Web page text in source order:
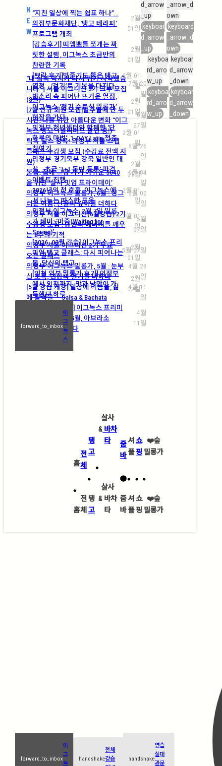
N
E
W
“지친 일상에 찍는 쉼표 하나”…
의정부문화재단, ‘탱고 테라피’
프로그램 개최
2월
01일
[강습후기] 띠엠뽀를 쪼개는 짜
릿한 설렘, 이그녹스 초급반의
찬란한 기록
2월
01일
[쁘락 후기]빗줄기도 뚫은 탱고
열정… ‘걷기’로 기본을 다지다
2월 01
일
빗소리 속 피어난 뜨거운 열정,
이그녹스 ‘정기 수료식 밀롱가’
현장을 가다
2월
01일
의정부 청년센터와 함께한 ‘단
하루의 마법’, 1-DAY Latin 청춘
참여기
2월 01
일
의정부·경기북부·강북 일반인 대
상… 초급 ‘1+1 동반 등록’ 파격
이벤트 진행
2월
01일
2026년의 첫 호흡, 이그녹스에
서 나누는 따스한 포옹
2월 01
일
의정부 이그녹스, 2월 7일 밀롱
가 테마: ‘마중(Waiting for
Spring)’
2월 01
일
[2026. 03월 강습] 이그녹스 프리
미엄 탱고 클래스: 다시 피어나는
봄, 당신의 탱고
2월
01일
[인천 외부 밀롱가 후기] 의정부
에서 인천까지, 맛과 낭만이 가
득했던 하루
2월
02일
d_arrow
_up
keyboar
d_arrow
_up
_arrow_d
own
keyboard
_arrow_d
own
“내 삶의 박자가 다시 뛰기 시작했습
니다” | 셔플 이그니션 3기 크루 모집
(8월)
7월 20
일
[7월 신규 회원 모집]일주일에 단 두
시간, 나를 위한 아름다운 변화 “이그
녹스 탱고” (얼리버드 할인 중!)
6월
27일
틱톡·릴스 정복! 의정부 셔플 스텝
클래스 수강생 모집 (수강료 전액 지
원)
6월 26
일
불금, 집에 그냥 가기 아쉬운 3040
을 위한 ‘살사 밋업 프라이데이’
6월 04
일
의정부 이그녹스 밀롱가, 6월 : 싱그
러운 여름, 선율의 깊이를 더하다
6월 02
일
의정부 셔플 이그니션(6월강습) 2기
수강생 모집 : 당신의 에너지를 깨우
는 8주의 기적
5월
07일
의정부 셔플 이그니션 2기 무료
오픈 클래스
5월 07일
의정부 이그녹스 밀롱가, 5월 : 눈부
신 초록, 연합의 열기를 더하다
4월 28
일
[5월 강습 개강] 일상에 리듬을, 삶
에 활력을 — Salsa & Bachata
4월 11
일
[2026. 05월 강습] 이그녹스 프리미
엄 탱고 클래스: 5월, 아브라소
(Abrazo)에 물들다
4월
11일
keyboa
rd_arro
w_up
keyboa
rd_arro
w_up
keyboar
d_arrow
_down
keyboar
d_arrow
_down
forward_to_inbox
이
그
녹
스
홈
홈
전
체
전
체
탱
고
탱
고
살사
&바차
타
살사
&바차
타
줌
바
줌
바
셔
플
셔
플
쇼
핑
쇼
핑
❤️숲
밀롱가
❤️숲
밀롱가
forward_to_inbox
이
그
녹
handshake
전체
강습
handshake
연습
실대
관문